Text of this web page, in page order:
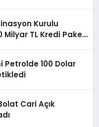
Kurulu
Milyar TL Kredi Paketi
Petrolde 100 Dolar
Cari Açık